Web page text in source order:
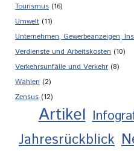
Tourismus (16)
Umwelt (11)
Unternehmen, Gewerbeanzeigen,
Verdienste und Arbeitskosten (10)
Verkehrsunfälle und Verkehr (8)
Wahlen (2)
Zensus (12)
Artikel
Jahresrückblick